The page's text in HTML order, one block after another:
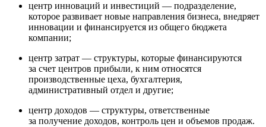
центр инноваций и инвестиций — подразделение,
которое развивает новые направления бизнеса, внедряет
инновации и финансируется из общего бюджета
компании;
центр затрат — структуры, которые финансируются
за счет центров прибыли, к ним относятся
производственные цеха, бухгалтерия,
административный отдел и другие;
центр доходов — структуры, ответственные
за получение доходов, контроль цен и объемов продаж.